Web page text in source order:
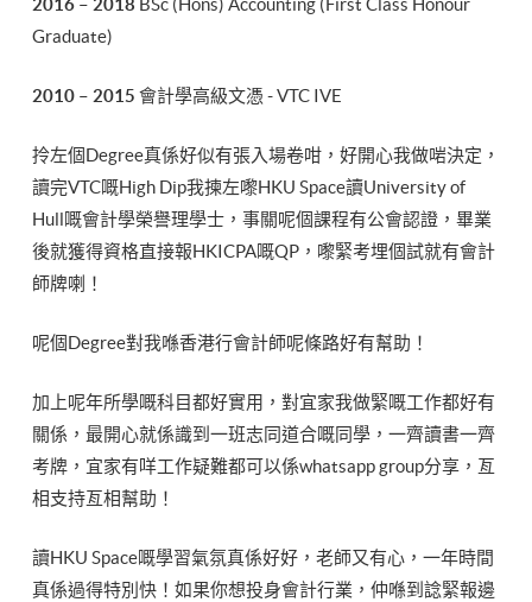
2016 – 2018 BSc (Hons) Accounting (First Class Honour
Graduate)
2010 – 2015 會計學高級文憑 - VTC IVE
拎左個Degree真係好似有張入場卷咁，好開心我做啱決定，
讀完VTC嘅High Dip我揀左嚟HKU Space讀University of
Hull嘅會計學榮譽理學士，事關呢個課程有公會認證，畢業
後就獲得資格直接報HKICPA嘅QP，嚟緊考埋個試就有會計
師牌喇！
呢個Degree對我喺香港行會計師呢條路好有幫助！
加上呢年所學嘅科目都好實用，對宜家我做緊嘅工作都好有
關係，最開心就係識到一班志同道合嘅同學，一齊讀書一齊
考牌，宜家有咩工作疑難都可以係whatsapp group分享，亙
相支持亙相幫助！
讀HKU Space嘅學習氣氛真係好好，老師又有心，一年時間
真係過得特別快！如果你想投身會計行業，仲喺到諗緊報邊